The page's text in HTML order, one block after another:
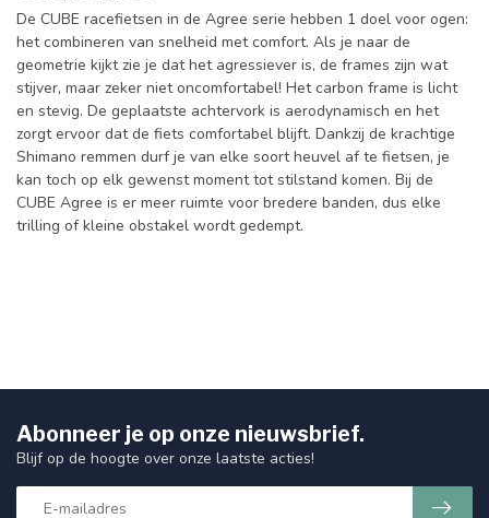
De CUBE racefietsen in de Agree serie hebben 1 doel voor ogen:
het combineren van snelheid met comfort. Als je naar de
geometrie kijkt zie je dat het agressiever is, de frames zijn wat
stijver, maar zeker niet oncomfortabel! Het carbon frame is licht
en stevig. De geplaatste achtervork is aerodynamisch en het
zorgt ervoor dat de fiets comfortabel blijft. Dankzij de krachtige
Shimano remmen durf je van elke soort heuvel af te fietsen, je
kan toch op elk gewenst moment tot stilstand komen. Bij de
CUBE Agree is er meer ruimte voor bredere banden, dus elke
trilling of kleine obstakel wordt gedempt.
Abonneer je op onze nieuwsbrief.
Blijf op de hoogte over onze laatste acties!